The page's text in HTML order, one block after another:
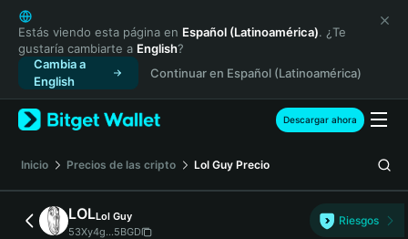
English
日本語
Tiếng Việt
Русский
Español (Latinoamérica)
Türkçe
Français
Deutsch
简体中文
繁體中文
Estás viendo esta página en Español (Latinoamérica). ¿Te
gustaría cambiarte a English?
Cambia a
English
Continuar en Español (Latinoamérica)
Descargar ahora
Inicio Precios de las cripto Lol Guy Precio
LOLLol Guy
53Xy4g...5BGD
Riesgos